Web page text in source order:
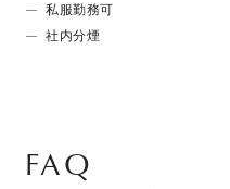
私服勤務可
社内分煙
FAQ